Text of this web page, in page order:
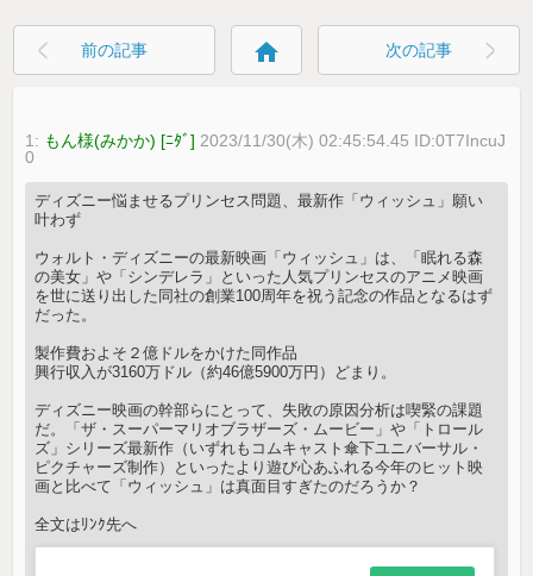
前の記事 home 次の記事
1: もん様(みかか) [ﾆﾀﾞ] 2023/11/30(木) 02:45:54.45 ID:0T7IncuJ
0
ディズニー悩ませるプリンセス問題、最新作「ウィッシュ」願い
叶わず
ウォルト・ディズニーの最新映画「ウィッシュ」は、「眠れる森
の美女」や「シンデレラ」といった人気プリンセスのアニメ映画
を世に送り出した同社の創業100周年を祝う記念の作品となるはず
だった。
製作費およそ２億ドルをかけた同作品
興行収入が3160万ドル（約46億5900万円）どまり。
ディズニー映画の幹部らにとって、失敗の原因分析は喫緊の課題
だ。「ザ・スーパーマリオブラザーズ・ムービー」や「トロール
ズ」シリーズ最新作（いずれもコムキャスト傘下ユニバーサル・
ピクチャーズ制作）といったより遊び心あふれる今年のヒット映
画と比べて「ウィッシュ」は真面目すぎたのだろうか？
全文はﾘﾝｸ先へ